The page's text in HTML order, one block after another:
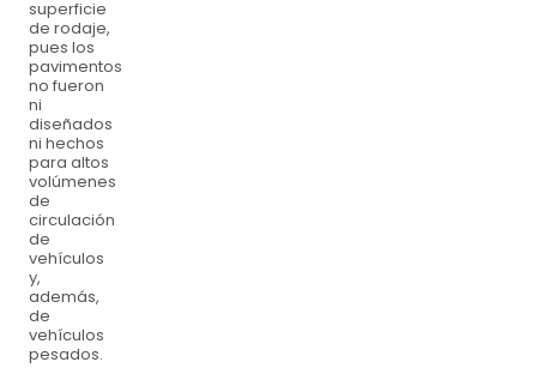
superficie
de rodaje,
pues los
pavimentos
no fueron
ni
diseñados
ni hechos
para altos
volúmenes
de
circulación
de
vehículos
y,
además,
de
vehículos
pesados.